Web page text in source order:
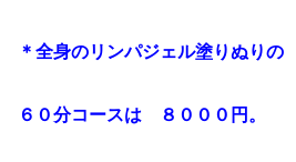
＊全身のリンパジェル塗りぬりの
６０分コースは ８０００円。